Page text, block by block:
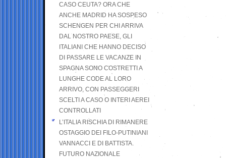
CASO CEUTA? ORA CHE
ANCHE MADRID HA SOSPESO
SCHENGEN PER CHI ARRIVA
DAL NOSTRO PAESE, GLI
ITALIANI CHE HANNO DECISO
DI PASSARE LE VACANZE IN
SPAGNA SONO COSTRETTI A
LUNGHE CODE AL LORO
ARRIVO, CON PASSEGGERI
SCELTI A CASO O INTERI AEREI
CONTROLLATI
L’ITALIA RISCHIA DI RIMANERE
OSTAGGIO DEI FILO-PUTINIANI
VANNACCI E DI BATTISTA.
FUTURO NAZIONALE